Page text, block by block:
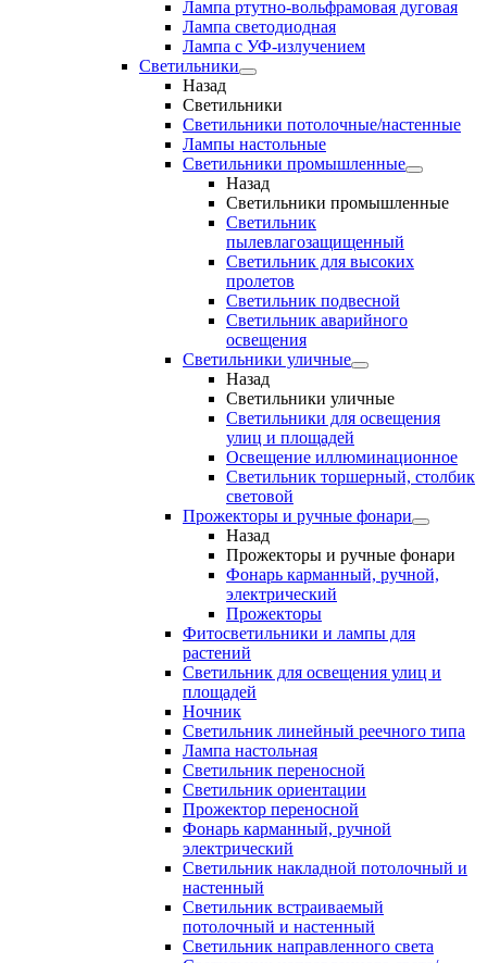
Лампа ртутно-вольфрамовая дуговая
Лампа светодиодная
Лампа с УФ-излучением
Светильники
Назад
Светильники
Светильники потолочные/настенные
Лампы настольные
Светильники промышленные
Назад
Светильники промышленные
Светильник
пылевлагозащищенный
Светильник для высоких
пролетов
Светильник подвесной
Светильник аварийного
освещения
Светильники уличные
Назад
Светильники уличные
Светильники для освещения
улиц и площадей
Освещение иллюминационное
Светильник торшерный, столбик
световой
Прожекторы и ручные фонари
Назад
Прожекторы и ручные фонари
Фонарь карманный, ручной,
электрический
Прожекторы
Фитосветильники и лампы для
растений
Светильник для освещения улиц и
площадей
Ночник
Светильник линейный реечного типа
Лампа настольная
Светильник переносной
Светильник ориентации
Прожектор переносной
Фонарь карманный, ручной
электрический
Светильник накладной потолочный и
настенный
Светильник встраиваемый
потолочный и настенный
Светильник направленного света